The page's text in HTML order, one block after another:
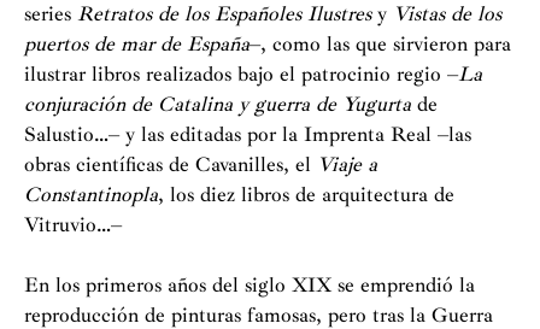
series Retratos de los Españoles Ilustresy Vistas de los
puertos de mar de España–, como las que sirvieron para
ilustrar libros realizados bajo el patrocinio regio –La
conjuración de Catalina y guerra de Yugurta de
Salustio…– y las editadas por la Imprenta Real –las
obras científicas de Cavanilles, el Viaje a
Constantinopla, los diez libros de arquitectura de
Vitruvio…–
En los primeros años del siglo XIX se emprendió la
reproducción de pinturas famosas, pero tras la Guerra